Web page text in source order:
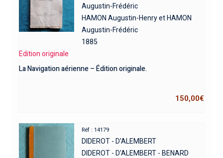
Augustin-Frédéric
HAMON Augustin-Henry et HAMON
Augustin-Frédéric
1885
Edition originale
La Navigation aérienne – Édition originale.
150,00€
Réf : 14179
DIDEROT - D'ALEMBERT
DIDEROT - D'ALEMBERT - BENARD